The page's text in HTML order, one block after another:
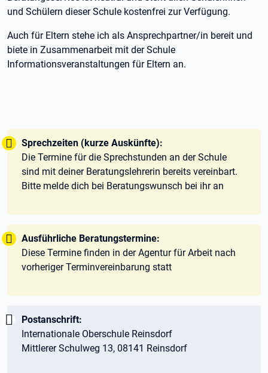
und Schülern dieser Schule kostenfrei zur Verfügung.
Auch für Eltern stehe ich als Ansprechpartner/in bereit und
biete in Zusammenarbeit mit der Schule
Informationsveranstaltungen für Eltern an.
Tipp:
Sprechzeiten (kurze Auskünfte):
Die Termine für die Sprechstunden an der Schule
sind mit deiner Beratungslehrerin bereits vereinbart.
Bitte melde dich bei Beratungswunsch bei ihr an
Tipp:
Ausführliche Beratungstermine:
Diese Termine finden in der Agentur für Arbeit nach
vorheriger Terminvereinbarung statt
Wichtig:
Postanschrift:
Internationale Oberschule Reinsdorf
Mittlerer Schulweg 13, 08141 Reinsdorf